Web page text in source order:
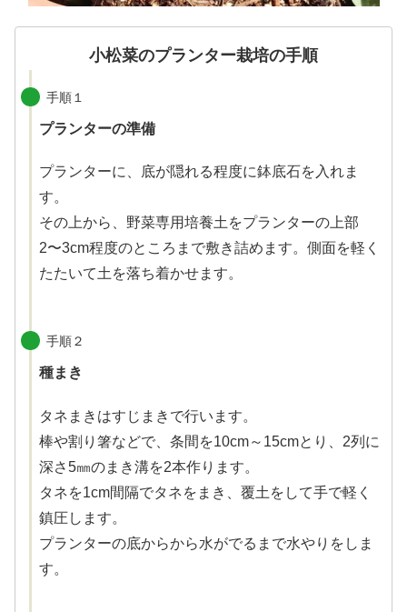
小松菜のプランター栽培の手順
手順１
プランターの準備
プランターに、底が隠れる程度に鉢底石を入れま
す。
その上から、野菜専用培養土をプランターの上部
2〜3cm程度のところまで敷き詰めます。側面を軽く
たたいて土を落ち着かせます。
手順２
種まき
タネまきはすじまきで行います。
棒や割り箸などで、条間を10cm～15cmとり、2列に
深さ5㎜のまき溝を2本作ります。
タネを1cm間隔でタネをまき、覆土をして手で軽く
鎮圧します。
プランターの底からから水がでるまで水やりをしま
す。